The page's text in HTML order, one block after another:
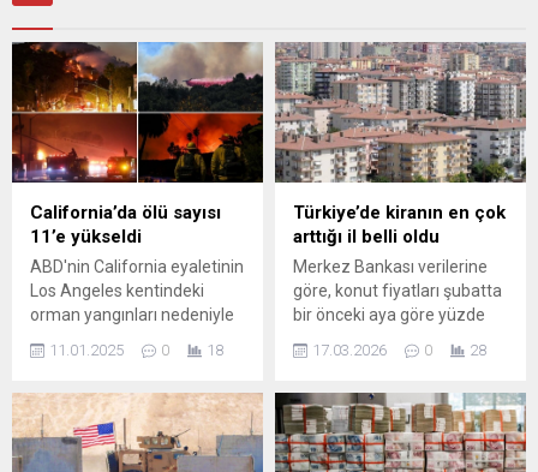
California’da ölü sayısı
11’e yükseldi
ABD'nin California eyaletinin
Los Angeles kentindeki
orman yangınları nedeniyle
hayatını kaybedenlerin
sayısı 11'e yükseldi.
11.01.2025 0 18
Türkiye’de kiranın en çok
arttığı il belli oldu
Merkez Bankası verilerine
göre, konut fiyatları şubatta
bir önceki aya göre yüzde
1,8 oranında artış gösterdi.
Yeni kiracı kira endeksi
yüzde 1,6 artarken, reel
olarak artış yüzde 2 oldu.
Kiralarda en yüksek yıllık
17.03.2026 0 28